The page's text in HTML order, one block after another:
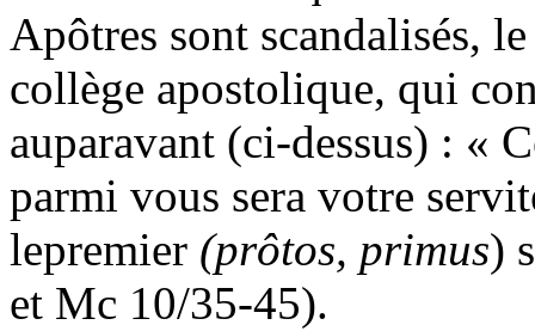
Apôtres sont scandalisés,
collège apostolique, qui
auparavant (ci-dessus) : «
parmi vous sera votre
lepremier (prôtos, primus)
et Mc 10/35-45).